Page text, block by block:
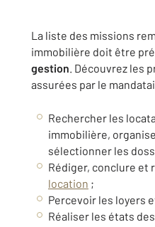
La liste des missions
immobilière doit être
gestion. Découvrez les
assurées par le
Rechercher les
immobilière,
sélectionner les
Rédiger, conclure et
location ;
Percevoir les loyers
Réaliser les états